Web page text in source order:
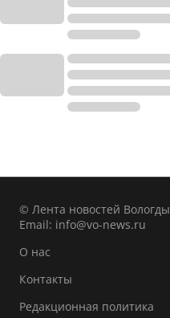
© Лента новостей Вологды
Email: info@vo-news.ru
О нас
Контакты
Редакционная политика